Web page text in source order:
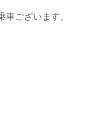
ございます。